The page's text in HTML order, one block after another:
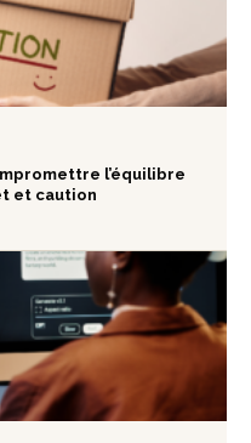
l’équilibre
et caution